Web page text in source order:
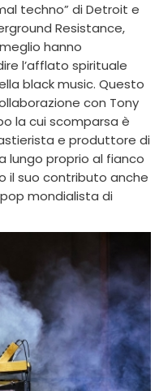
techno” di Detroit e
Resistance,
hanno
l’afflato spirituale
black music. Questo
con Tony
la cui scomparsa è
e produttore di
lungo proprio al fianco
il suo contributo anche
mondialista di